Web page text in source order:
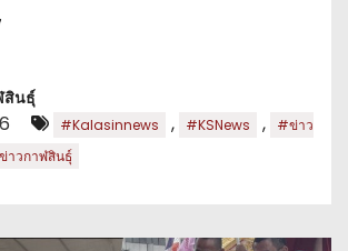
สินธุ์
#Kalasinnews , #KSNews ,
#ข่าว
วกาฬสินธุ์